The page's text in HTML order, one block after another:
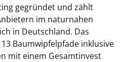
gegründet und zählt
im naturnahen
in Deutschland. Das
Baumwipfelpfade inklusive
mit einem Gesamtinvest